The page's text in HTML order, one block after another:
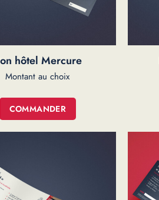
hôtel Mercure
COMMANDER